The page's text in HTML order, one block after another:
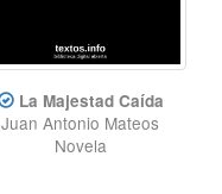
La Majestad Caída
Juan Antonio Mateos
Novela